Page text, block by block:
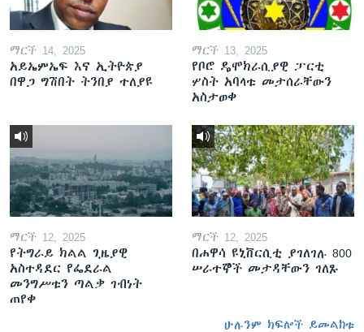
ማርች 14, 2025
አይኤምኤፍ እና ኢትዮጵያ
በዋጋ ግሽበት ትንበያ ተለያዩ
ማርች 13, 2025
የቦሮ ዴሞክራሲያዊ ፓርቲ
ሦስት አባላቱ መታሰራቸውን
አስታወቀ
ማርች 12, 2025
የትግራይ ክልል ጊዜያዊ
አስተዳደር የፌደራል
መንግሥቱን ጣልቃ ገብነት
ጠየቀ
ማርች 12, 2025
በሐዋሳ ዩኒቨርሲቲ ያገለገሉ 800
ሠራተኞች መታዳቸውን ገለጹ
ሁሉንም ክፍሎች ይመልከቱ